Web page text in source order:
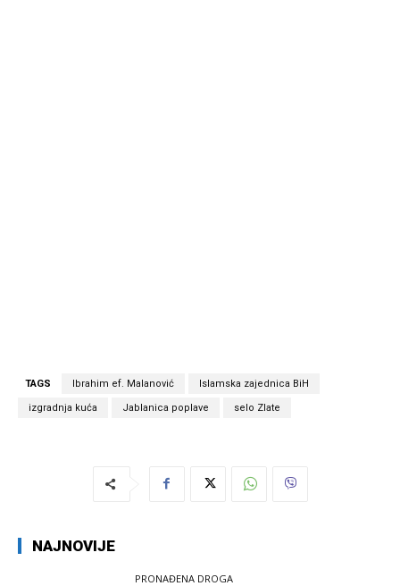
TAGS Ibrahim ef. Malanović Islamska zajednica BiH
izgradnja kuća Jablanica poplave selo Zlate
NAJNOVIJE
PRONAĐENA DROGA